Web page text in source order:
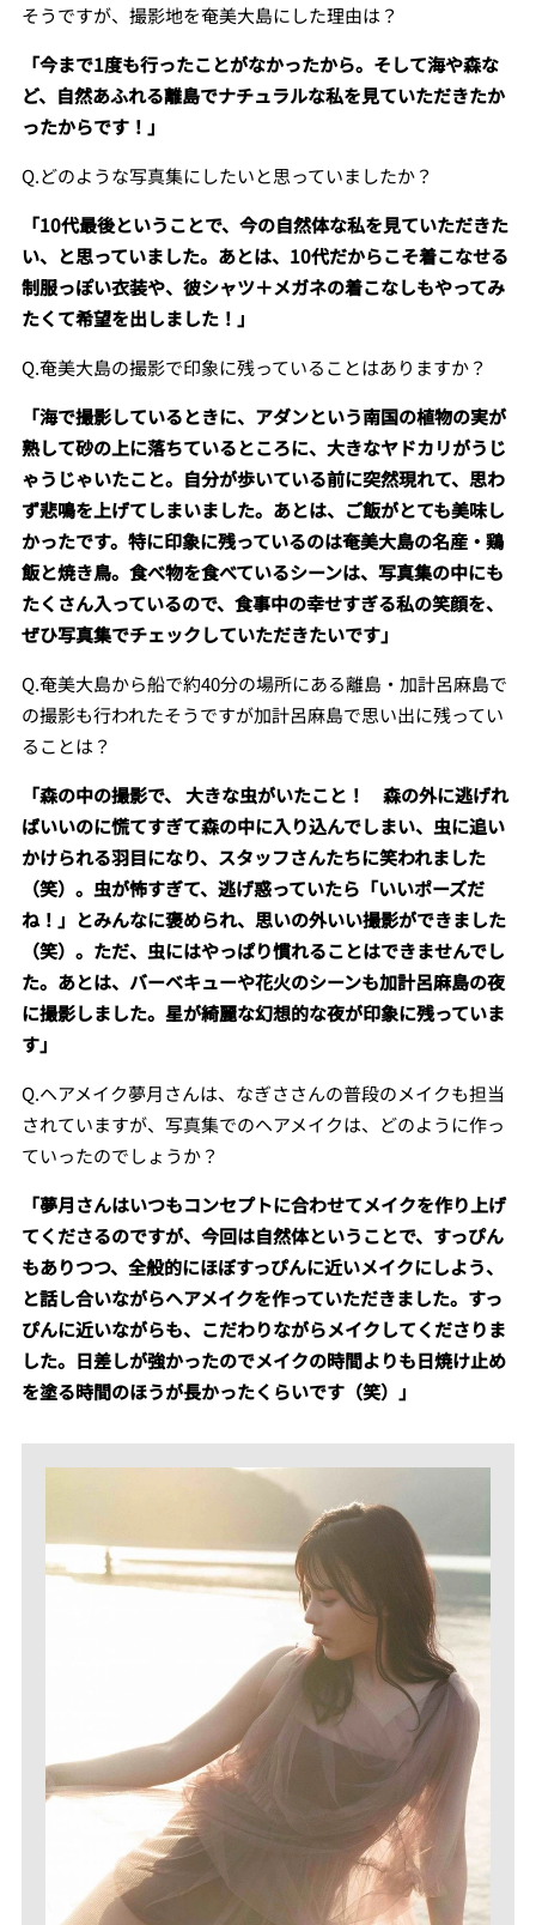
そうですが、撮影地を奄美大島にした理由は？
「今まで1度も行ったことがなかったから。そして海や森な
ど、自然あふれる離島でナチュラルな私を見ていただきたか
ったからです！」
Q.どのような写真集にしたいと思っていましたか？
「10代最後ということで、今の自然体な私を見ていただきた
い、と思っていました。あとは、10代だからこそ着こなせる
制服っぽい衣装や、彼シャツ＋メガネの着こなしもやってみ
たくて希望を出しました！」
Q.奄美大島の撮影で印象に残っていることはありますか？
「海で撮影しているときに、アダンという南国の植物の実が
熟して砂の上に落ちているところに、大きなヤドカリがうじ
ゃうじゃいたこと。自分が歩いている前に突然現れて、思わ
ず悲鳴を上げてしまいました。あとは、ご飯がとても美味し
かったです。特に印象に残っているのは奄美大島の名産・鶏
飯と焼き鳥。食べ物を食べているシーンは、写真集の中にも
たくさん入っているので、食事中の幸せすぎる私の笑顔を、
ぜひ写真集でチェックしていただきたいです」
Q.奄美大島から船で約40分の場所にある離島・加計呂麻島で
の撮影も行われたそうですが加計呂麻島で思い出に残ってい
ることは？
「森の中の撮影で、 大きな虫がいたこと！ 森の外に逃げれ
ばいいのに慌てすぎて森の中に入り込んでしまい、虫に追い
かけられる羽目になり、スタッフさんたちに笑われました
（笑）。虫が怖すぎて、逃げ惑っていたら「いいポーズだ
ね！」とみんなに褒められ、思いの外いい撮影ができました
（笑）。ただ、虫にはやっぱり慣れることはできませんでし
た。あとは、バーベキューや花火のシーンも加計呂麻島の夜
に撮影しました。星が綺麗な幻想的な夜が印象に残っていま
す」
Q.ヘアメイク夢月さんは、なぎささんの普段のメイクも担当
されていますが、写真集でのヘアメイクは、どのように作っ
ていったのでしょうか？
「夢月さんはいつもコンセプトに合わせてメイクを作り上げ
てくださるのですが、今回は自然体ということで、すっぴん
もありつつ、全般的にほぼすっぴんに近いメイクにしよう、
と話し合いながらヘアメイクを作っていただきました。すっ
ぴんに近いながらも、こだわりながらメイクしてくださりま
した。日差しが強かったのでメイクの時間よりも日焼け止め
を塗る時間のほうが長かったくらいです（笑）」